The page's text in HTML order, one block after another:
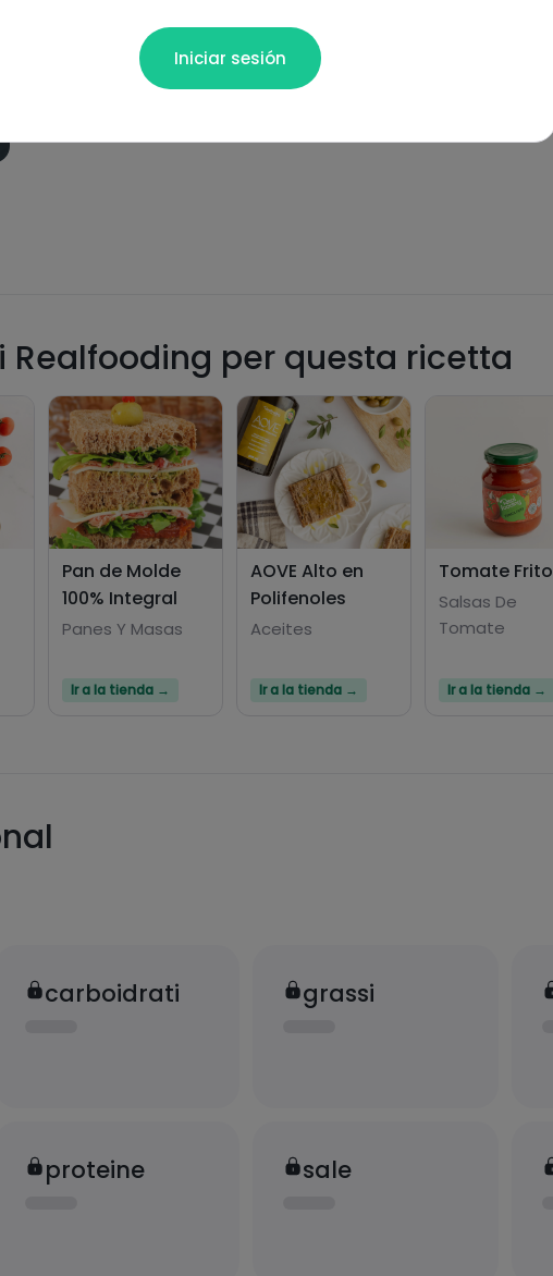
Realfooding per questa ricetta
Pan de Molde
100% Integral
Panes Y Masas
Ir a la tienda →
AOVE Alto en
Polifenoles
Aceites
Ir a la tienda →
Tomate Frito
Salsas De
Tomate
Ir a la tienda →
carboidrati
proteine
grassi
sale
Iniciar sesión